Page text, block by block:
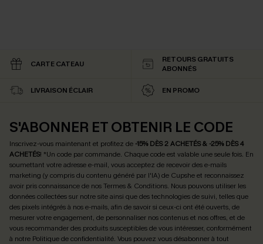
CARTE CATEAU
RETOURS GRATUITS
ABONNÉS
LIVRAISON ÉCLAIR EN PROMO
S'ABONNER ET OBTENIR LE CODE
Inscrivez-vous maintenant et profitez de -15% DÈS 2 ACHETÉS & -25% DÈS 4
ACHETÉS! *Un code par commande. Chaque code est valable une seule fois. En
soumettant votre adresse e-mail, vous acceptez de recevoir des e-mails
marketing (y compris du contenu généré par l'IA) de Cupshe et reconnaissez
avoir pris connaissance de nosTermes & Conditions. Nous pouvons utiliser les
données collectées sur notre site ainsi que des technologies de suivi, telles que
des pixels intégrés à nos e-mails, afin de savoir si ceux-ci ont été ouverts, de
mesurer votre engagement, de personnaliser nos contenus et nos offres, et de
vous recommander des produits susceptibles de vous intéresser, conformément
à notre Politique de confidentialité. Vous pouvez vous désabonner à tout